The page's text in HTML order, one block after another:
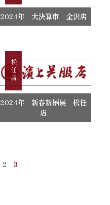
2024年 大決算市 金沢店
松任店
2024年 新春新柄展 松任
店
2 3